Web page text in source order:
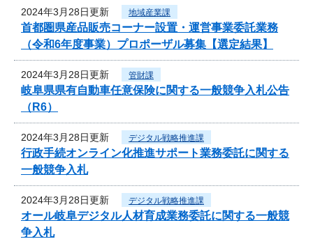
2024年3月28日更新 地域産業課
首都圏県産品販売コーナー設置・運営事業委託業務
（令和6年度事業）プロポーザル募集【選定結果】
2024年3月28日更新 管財課
岐阜県県有自動車任意保険に関する一般競争入札公告
（R6）
2024年3月28日更新 デジタル戦略推進課
行政手続オンライン化推進サポート業務委託に関する
一般競争入札
2024年3月28日更新 デジタル戦略推進課
オール岐阜デジタル人材育成業務委託に関する一般競
争入札